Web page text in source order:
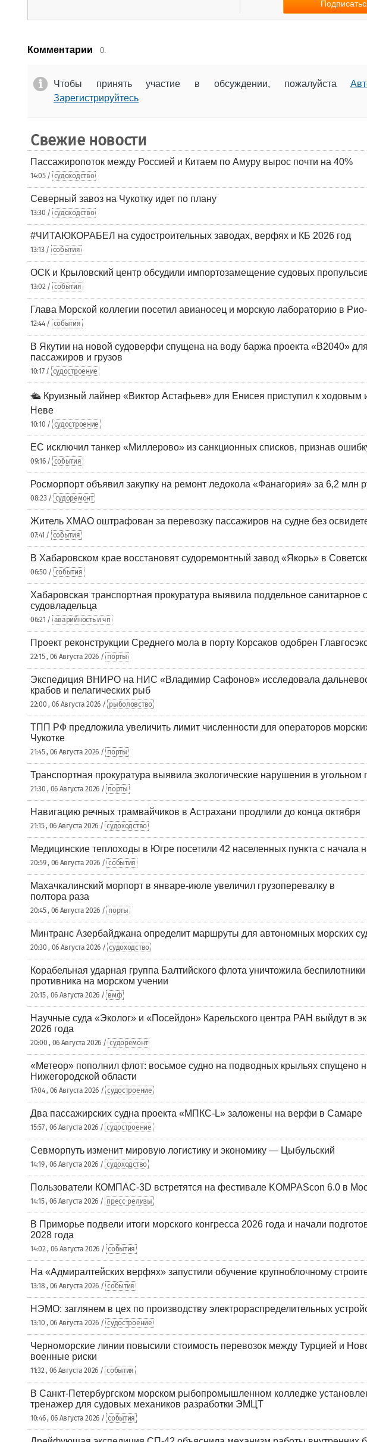
Комментарии 0.
Чтобы принять участие в обсуждении, пожалуйста
Зарегистрируйтесь
Свежие новости
Пассажиропоток между Россией и Китаем по Амуру вырос почти на 40%
14:05 / судоходство
Северный завоз на Чукотку идет по плану
13:30 / судоходство
#ЧИТАЮКОРАБЕЛ на судостроительных заводах, верфях и КБ 2026 год
13:13 / события
ОСК и Крыловский центр обсудили импортозамещение судовых
13:02 / события
Глава Морской коллегии посетил авианосец и морскую лабораторию в
12:44 / события
В Якутии на новой судоверфи спущена на воду баржа проекта «В2040»
пассажиров и грузов
10:17 / судостроение
🛳️ Круизный лайнер «Виктор Астафьев» для Енисея приступил к ходовым
Неве
10:10 / судостроение
ЕС исключил танкер «Миллерово» из санкционных списков, признав
09:16 / события
Росморпорт объявил закупку на ремонт ледокола «Фанагория» за 6,2 млн
08:23 / судоремонт
Житель ХМАО оштрафован за перевозку пассажиров на судне без
07:41 / события
В Хабаровском крае восстановят судоремонтный завод «Якорь» в
06:50 / события
Хабаровская транспортная прокуратура выявила поддельное санитарное
судовладельца
06:21 / аварийность и чп
Проект реконструкции Среднего мола в порту Корсаков одобрен
22:15 , 06 Августа 2026 / порты
Экспедиция ВНИРО на НИС «Владимир Сафонов» исследовала
крабов и пелагических рыб
22:00 , 06 Августа 2026 / рыболовство
ТПП РФ предложила увеличить лимит численности для операторов
Чукотке
21:45 , 06 Августа 2026 / порты
Транспортная прокуратура выявила экологические нарушения в угольном
21:30 , 06 Августа 2026 / порты
Навигацию речных трамвайчиков в Астрахани продлили до конца октября
21:15 , 06 Августа 2026 / судоходство
Медицинские теплоходы в Югре посетили 42 населенных пункта с начала
20:59 , 06 Августа 2026 / события
Махачкалинский морпорт в январе-июле увеличил грузоперевалку в
полтора раза
20:45 , 06 Августа 2026 / порты
Минтранс Азербайджана определит маршруты для автономных морских
20:30 , 06 Августа 2026 / судоходство
Корабельная ударная группа Балтийского флота уничтожила беспилотники
противника на морском учении
20:15 , 06 Августа 2026 / вмф
Научные суда «Эколог» и «Посейдон» Карельского центра РАН выйдут в
2026 года
20:00 , 06 Августа 2026 / судоремонт
«Метеор» пополнил флот: восьмое судно на подводных крыльях спущено
Нижегородской области
17:04 , 06 Августа 2026 / судостроение
Два пассажирских судна проекта «МПКС-L» заложены на верфи в Самаре
15:57 , 06 Августа 2026 / судостроение
Севморпуть изменит мировую логистику и экономику — Цыбульский
14:19 , 06 Августа 2026 / судоходство
Пользователи КОМПАС-3D встретятся на фестивале KOMPAScon 6.0 в
14:15 , 06 Августа 2026 / пресс-релизы
В Приморье подвели итоги морского конгресса 2026 года и начали
2028 года
14:02 , 06 Августа 2026 / события
На «Адмиралтейских верфях» запустили обучение крупноблочному
13:18 , 06 Августа 2026 / события
НЭМО: заглянем в цех по производству электрораспределительных
13:10 , 06 Августа 2026 / судостроение
Черноморские линии повысили стоимость перевозок между Турцией и
военные риски
11:32 , 06 Августа 2026 / события
В Санкт-Петербургском морском рыбопромышленном колледже
тренажер для судовых механиков разработки ЭМЦТ
10:46 , 06 Августа 2026 / события